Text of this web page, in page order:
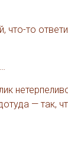
то
—